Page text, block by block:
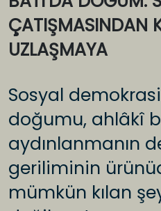
ÇATIŞMASINDAN
UZLAŞMAYA
Sosyal
doğumu, ahlâkî
aydınlanmanın
geriliminin
mümkün kılan